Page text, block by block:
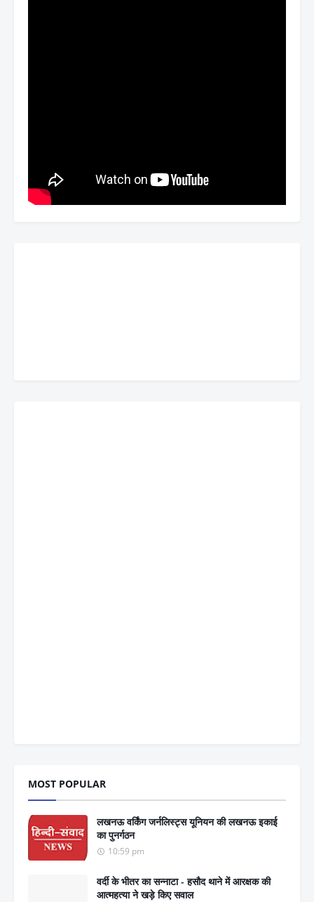
MOST POPULAR
लखनऊ वर्किंग जर्नलिस्ट्स यूनियन की लखनऊ इकाई
का पुनर्गठन
10:59 pm
वर्दी के भीतर का सन्नाटा - हसौद थाने में आरक्षक की
आत्महत्या ने खड़े किए सवाल